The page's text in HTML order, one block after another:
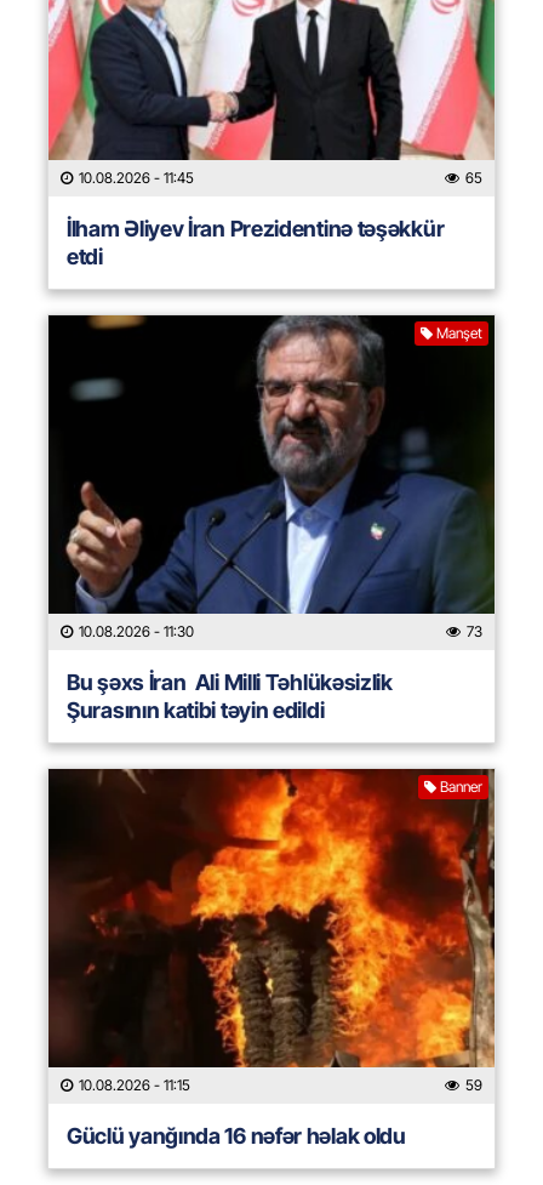
10.08.2026 - 11:45 65
İlham Əliyev İran Prezidentinə təşəkkür
etdi
Manşet
10.08.2026 - 11:30 73
Bu şəxs İran Ali Milli Təhlükəsizlik
Şurasının katibi təyin edildi
Banner
10.08.2026 - 11:15 59
Güclü yanğında 16 nəfər həlak oldu